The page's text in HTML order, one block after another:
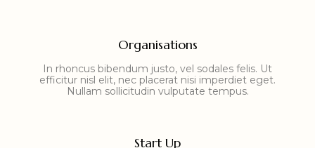
Organisations
In rhoncus bibendum justo, vel sodales felis. Ut
efficitur nisl elit, nec placerat nisi imperdiet eget.
Nullam sollicitudin vulputate tempus.
Start Up